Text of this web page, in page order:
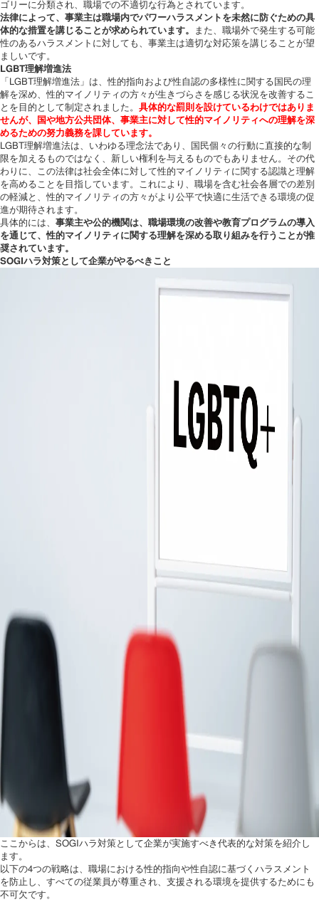
ゴリーに分類され、職場での不適切な行為とされています。
法律によって、事業主は職場内でパワーハラスメントを未然に防ぐための具
体的な措置を講じることが求められています。
また、職場外で発生する可能
性のあるハラスメントに対しても、事業主は適切な対応策を講じることが望
ましいです。
LGBT理解増進法
「LGBT理解増進法」は、性的指向および性自認の多様性に関する国民の理
解を深め、性的マイノリティの方々が生きづらさを感じる状況を改善するこ
とを目的として制定されました。 具体的な罰則を設けているわけではありま
せんが、国や地方公共団体、事業主に対して性的マイノリティへの理解を深
めるための努力義務を課しています。
LGBT理解増進法は、いわゆる理念法であり、国民個々の行動に直接的な制
限を加えるものではなく、新しい権利を与えるものでもありません。その代
わりに、この法律は社会全体に対して性的マイノリティに関する認識と理解
を高めることを目指しています。これにより、職場を含む社会各層での差別
の軽減と、性的マイノリティの方々がより公平で快適に生活できる環境の促
進が期待されます。
具体的には、 事業主や公的機関は、職場環境の改善や教育プログラムの導入
を通じて、性的マイノリティに関する理解を深める取り組みを行うことが推
奨されています。
SOGIハラ対策として企業がやるべきこと
ここからは、SOGIハラ対策として企業が実施すべき代表的な対策を紹介し
ます。
以下の4つの戦略は、職場における性的指向や性自認に基づくハラスメント
を防止し、すべての従業員が尊重され、支援される環境を提供するためにも
不可欠です。